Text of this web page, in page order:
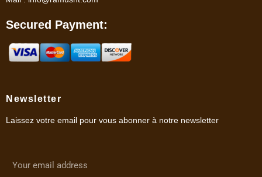
Secured Payment:
Newsletter
Laissez votre email pour vous abonner à notre newsletter